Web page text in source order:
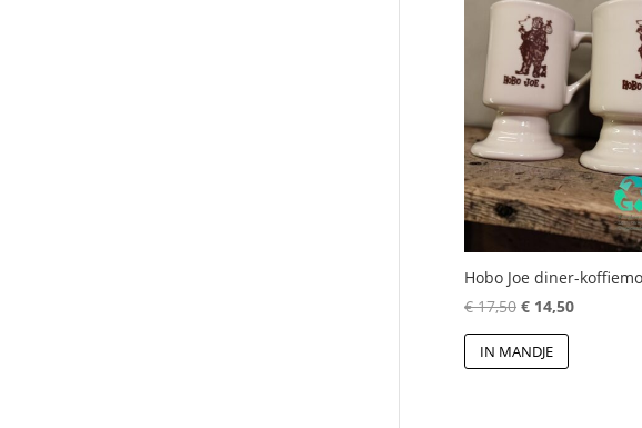
Hobo Joe diner-
€17,50 Oorspronkelijke
prijs
was:
€14,50Huidige
IN MANDJE